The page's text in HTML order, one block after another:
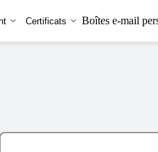
Certificats Boîtes e-mail